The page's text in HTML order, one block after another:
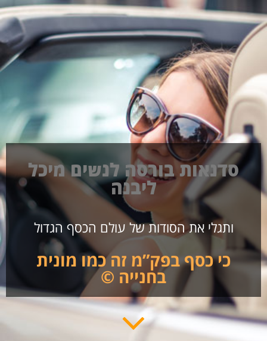
סדנאות בורסה לנשים מיכל
ליבנה
ותגלי את הסודות של עולם הכסף הגדול
כי כסף בפק”מ זה כמו מונית
בחנייה ©